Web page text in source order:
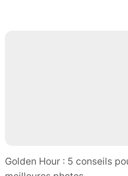
Golden Hour : 5 conseils